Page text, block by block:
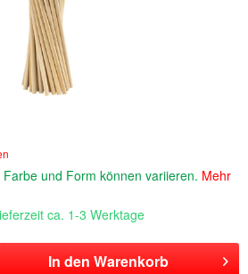
und Form können variieren. Mehr
ca. 1-3 Werktage
In den Warenkorb